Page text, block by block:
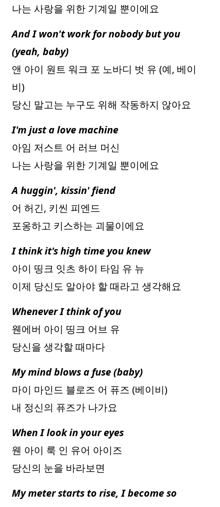
나는 사랑을 위한 기계일 뿐이에요
And I won't work for nobody but you
(yeah, baby)
앤 아이 원트 워크 포 노바디 벗 유 (예, 베이
비)
당신 말고는 누구도 위해 작동하지 않아요
I'm just a love machine
아임 저스트 어 러브 머신
나는 사랑을 위한 기계일 뿐이에요
A huggin', kissin' fiend
어 허긴, 키씬 피엔드
포옹하고 키스하는 괴물이에요
I think it's high time you knew
아이 띵크 잇츠 하이 타임 유 뉴
이제 당신도 알아야 할 때라고 생각해요
Whenever I think of you
웬에버 아이 띵크 어브 유
당신을 생각할 때마다
My mind blows a fuse (baby)
마이 마인드 블로즈 어 퓨즈 (베이비)
내 정신의 퓨즈가 나가요
When I look in your eyes
웬 아이 룩 인 유어 아이즈
당신의 눈을 바라보면
My meter starts to rise, I become so